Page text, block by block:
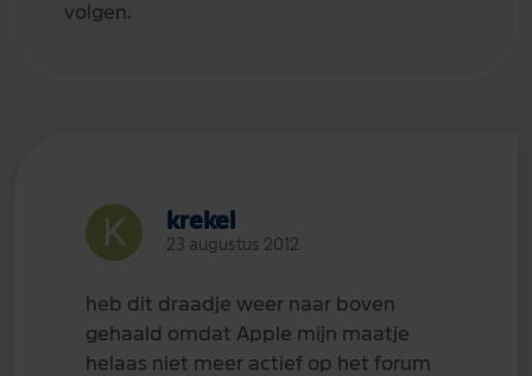
volgen.
krekel
23 augustus 2012
heb dit draadje weer naar boven
gehaald omdat Apple mijn maatje
helaas niet meer actief op het forum